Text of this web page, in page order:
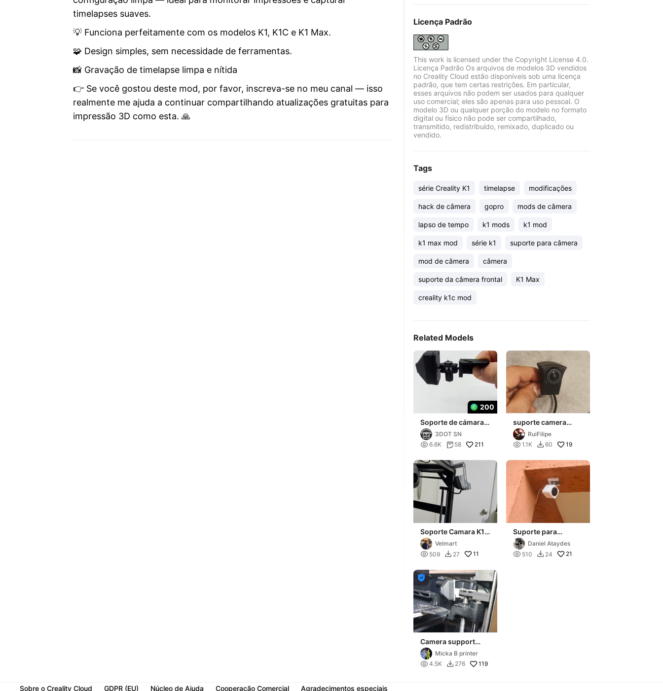
timelapses suaves.
💡 Funciona perfeitamente com os modelos K1, K1C e K1 Max.
🧩 Design simples, sem necessidade de ferramentas.
📸 Gravação de timelapse limpa e nítida
👉 Se você gostou deste mod, por favor, inscreva-se no meu canal — isso
realmente me ajuda a continuar compartilhando atualizações gratuitas para
impressão 3D como esta. 🙏
Licença Padrão
This work is licensed under the Copyright License 4.0.
Licença Padrão Os arquivos de modelos 3D vendidos
no Creality Cloud estão disponíveis sob uma licença
padrão, que tem certas restrições. Em particular,
esses arquivos não podem ser usados para qualquer
uso comercial; eles são apenas para uso pessoal. O
modelo 3D ou qualquer porção do modelo no formato
digital ou físico não pode ser compartilhado,
transmitido, redistribuído, remixado, duplicado ou
vendido.
Tags
série Creality K1 timelapse modificações
hack de câmera gopro mods de câmera
lapso de tempo k1 mods k1 mod
k1 max mod série k1 suporte para câmera
mod de câmera câmera
suporte da câmera frontal K1 Max
creality k1c mod
Related Models
200
Soporte de cámara
K1 / K1MAX / K1C
(ARTICULADO)
3DOT SN
 6.6K  58 211
suporte camera
frontal para audi
RuiFilipe
 1.1K  60 19
Soporte Camara K1
se
Velmart
 509  27 11
Suporte para
câmera Positivo 2º
geraçãoDaniel Ataydes
 510  24 21

Camera support
Creality K1
Micka B printer
 4.5K  276 119
Sobre o Creality Cloud GDPR (EU) Núcleo de Ajuda Cooperação Comercial Agradecimentos especiais